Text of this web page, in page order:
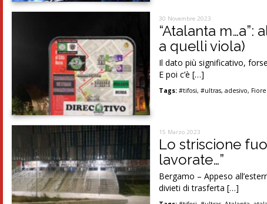
30 Novembre 2023
“Atalanta
a quelli viola)
Il dato più significativo,
E poi c’è […]
Tags: #tifosi,#ultras,adesivo,
15 Marzo 2023
Lo striscione
lavorate…”
Bergamo – Appeso
divieti di trasferta […]